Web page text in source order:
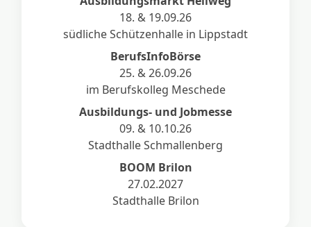
18. & 19.09.26
südliche Schützenhalle in Lippstadt
BerufsInfoBörse
25. & 26.09.26
im Berufskolleg Meschede
Ausbildungs- und Jobmesse
09. & 10.10.26
Stadthalle Schmallenberg
BOOM Brilon
27.02.2027
Stadthalle Brilon